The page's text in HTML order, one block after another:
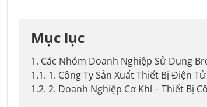
Mục lục
1. Các Nhóm Doanh Nghiệp Sử Dụng
1.1. 1. Công Ty Sản Xuất Thiết Bị Điện
1.2. 2. Doanh Nghiệp Cơ Khí – Thiết Bị